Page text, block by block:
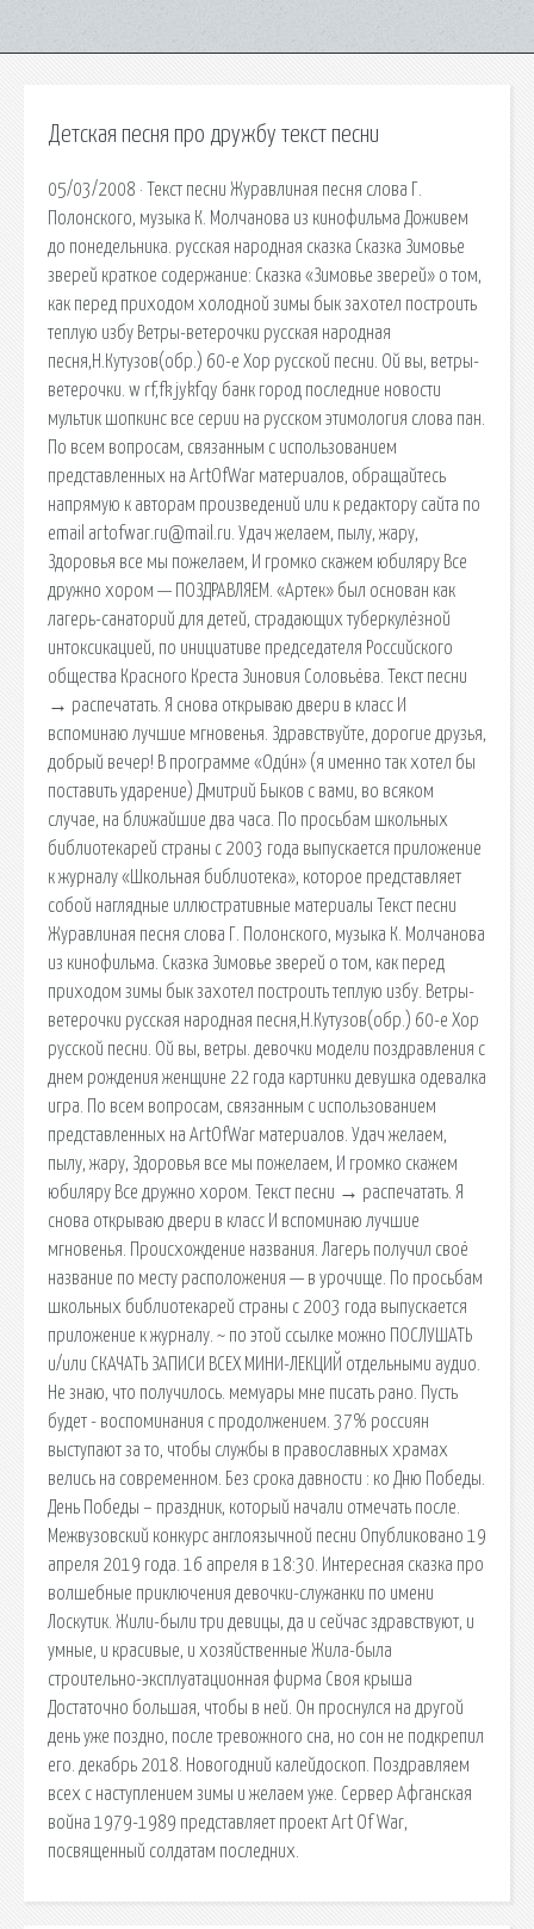
Детская песня про дружбу текст песни
05/03/2008 · Текст песни Журавлиная песня слова Г.
Полонского, музыка К. Молчанова из кинофильма Доживем
до понедельника. русская народная сказка Сказка Зимовье
зверей краткое содержание: Сказка «Зимовье зверей» о том,
как перед приходом холодной зимы бык захотел построить
теплую избу Ветры-ветерочки русская народная
песня,Н.Кутузов(обр.) 60-е Хор русской песни. Ой вы, ветры-
ветерочки. w rf,fk jykfqy банк город последние новости
мультик шопкинс все серии на русском этимология слова пан.
По всем вопросам, связанным с использованием
представленных на ArtOfWar материалов, обращайтесь
напрямую к авторам произведений или к редактору сайта по
email artofwar.ru@mail.ru. Удач желаем, пылу, жару,
Здоровья все мы пожелаем, И громко скажем юбиляру Все
дружно хором — ПОЗДРАВЛЯЕМ. «Артек» был основан как
лагерь-санаторий для детей, страдающих туберкулёзной
интоксикацией, по инициативе председателя Российского
общества Красного Креста Зиновия Соловьёва. Текст песни
→ распечатать. Я снова открываю двери в класс И
вспоминаю лучшие мгновенья. Здравствуйте, дорогие друзья,
добрый вечер! В программе «Оди́н» (я именно так хотел бы
поставить ударение) Дмитрий Быков с вами, во всяком
случае, на ближайшие два часа. По просьбам школьных
библиотекарей страны с 2003 года выпускается приложение
к журналу «Школьная библиотека», которое представляет
собой наглядные иллюстративные материалы Текст песни
Журавлиная песня слова Г. Полонского, музыка К. Молчанова
из кинофильма. Сказка Зимовье зверей о том, как перед
приходом зимы бык захотел построить теплую избу. Ветры-
ветерочки русская народная песня,Н.Кутузов(обр.) 60-е Хор
русской песни. Ой вы, ветры. девочки модели поздравления с
днем рождения женщине 22 года картинки девушка одевалка
игра. По всем вопросам, связанным с использованием
представленных на ArtOfWar материалов. Удач желаем,
пылу, жару, Здоровья все мы пожелаем, И громко скажем
юбиляру Все дружно хором. Текст песни → распечатать. Я
снова открываю двери в класс И вспоминаю лучшие
мгновенья. Происхождение названия. Лагерь получил своё
название по месту расположения — в урочище. По просьбам
школьных библиотекарей страны с 2003 года выпускается
приложение к журналу. ~ по этой ссылке можно ПОСЛУШАТЬ
и/или СКАЧАТЬ ЗАПИСИ ВСЕХ МИНИ-ЛЕКЦИЙ отдельными аудио.
Не знаю, что получилось. мемуары мне писать рано. Пусть
будет - воспоминания с продолжением. 37% россиян
выступают за то, чтобы службы в православных храмах
велись на современном. Без срока давности : ко Дню Победы.
День Победы – праздник, который начали отмечать после.
Межвузовский конкурс англоязычной песни Опубликовано 19
апреля 2019 года. 16 апреля в 18:30. Интересная сказка про
волшебные приключения девочки-служанки по имени
Лоскутик. Жили-были три девицы, да и сейчас здравствуют, и
умные, и красивые, и хозяйственные Жила-была
строительно-эксплуатационная фирма Своя крыша
Достаточно большая, чтобы в ней. Он проснулся на другой
день уже поздно, после тревожного сна, но сон не подкрепил
его. декабрь 2018. Новогодний калейдоскоп. Поздравляем
всех с наступлением зимы и желаем уже. Сервер Афганская
война 1979-1989 представляет проект Art Of War,
посвященный солдатам последних.